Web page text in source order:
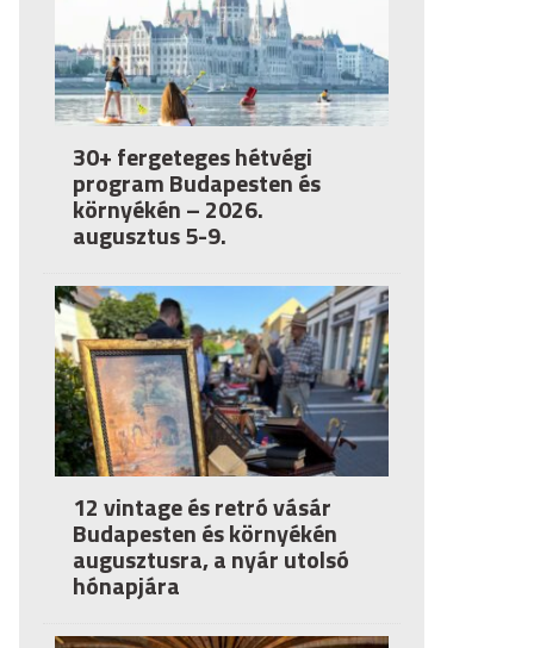
30+ fergeteges hétvégi
program Budapesten és
környékén – 2026.
augusztus 5-9.
12 vintage és retró vásár
Budapesten és környékén
augusztusra, a nyár utolsó
hónapjára